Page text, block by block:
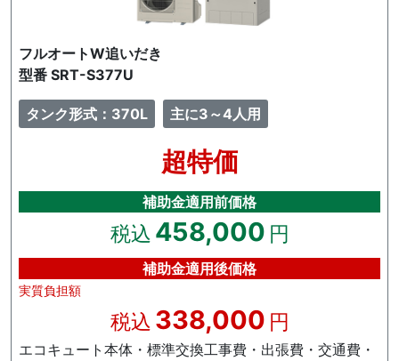
フルオートW追いだき
型番 SRT-S377U
タンク形式：370L 主に3～4人用
超特価
補助金適用前価格
税込 458,000 円
補助金適用後価格
実質負担額
税込 338,000 円
エコキュート本体・標準交換工事費・出張費・交通費・